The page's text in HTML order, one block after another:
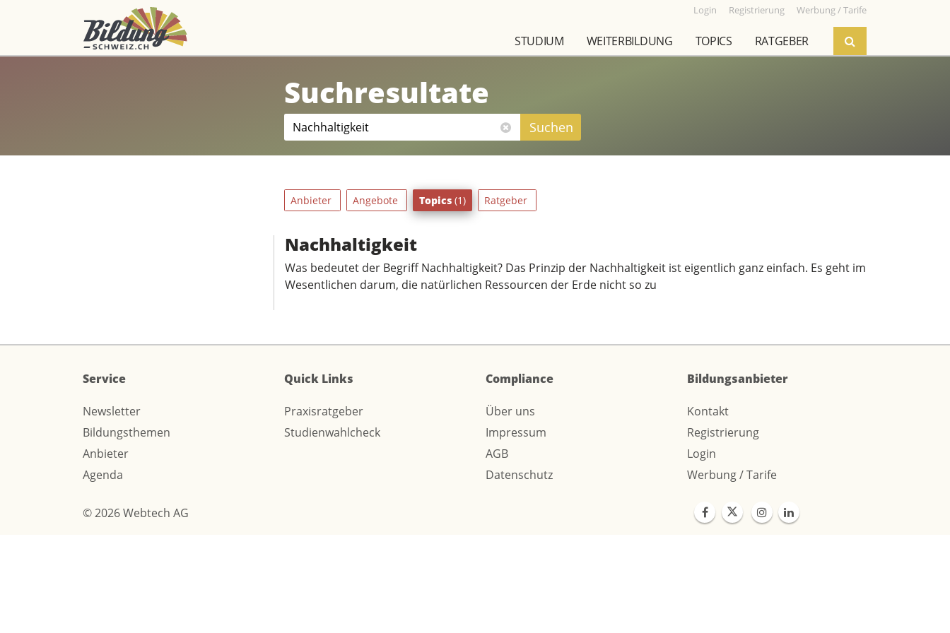
Login Registrierung Werbung / Tarife
STUDIUM WEITERBILDUNG TOPICS RATGEBER
Suchresultate
Suchen
Anbieter Angebote Topics (1) Ratgeber
Nachhaltigkeit
Was bedeutet der Begriff Nachhaltigkeit? Das Prinzip der Nachhaltigkeit ist eigentlich ganz einfach. Es geht im
Wesentlichen darum, die natürlichen Ressourcen der Erde nicht so zu
Service
Newsletter
Bildungsthemen
Anbieter
Agenda
Quick Links
Praxisratgeber
Studienwahlcheck
Compliance
Über uns
Impressum
AGB
Datenschutz
Bildungsanbieter
Kontakt
Registrierung
Login
Werbung / Tarife
© 2026 Webtech AG